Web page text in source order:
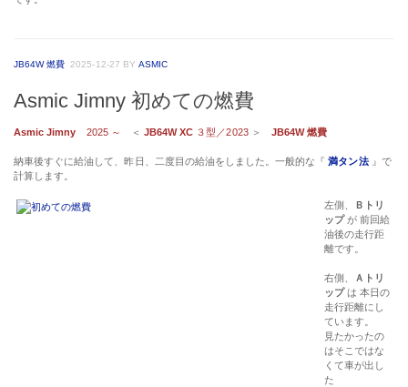
JB64W 燃費 2025-12-27 BY ASMIC
Asmic Jimny 初めての燃費
Asmic Jimny 2025 ～ ＜ JB64W XC ３型／2023＞ JB64W 燃費
納車後すぐに給油して、昨日、二度目の給油をしました。一般的な『満タン法』で
計算します。
左側、
Ｂトリ
ップが 前回給
油後の走行距
離です。
右側、
Ａトリ
ップは 本日の
走行距離にし
ています。
見たかったの
はそこではな
くて車が出し
た